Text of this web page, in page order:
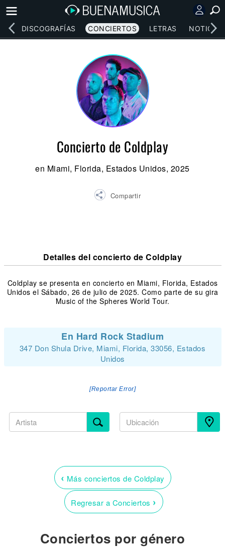
DISCOGRAFÍAS CONCIERTOS LETRAS NOTICIAS
Concierto de Coldplay
en Miami, Florida, Estados Unidos, 2025
Compartir
Detalles del concierto de Coldplay
Coldplay se presenta en concierto en Miami, Florida, Estados
Unidos el Sábado, 26 de julio de 2025. Como parte de su gira
Music of the Spheres World Tour.
En Hard Rock Stadium
347 Don Shula Drive, Miami, Florida, 33056, Estados
Unidos
[Reportar Error]
‹ Más conciertos de Coldplay
Regresar a Conciertos ›
Conciertos por género